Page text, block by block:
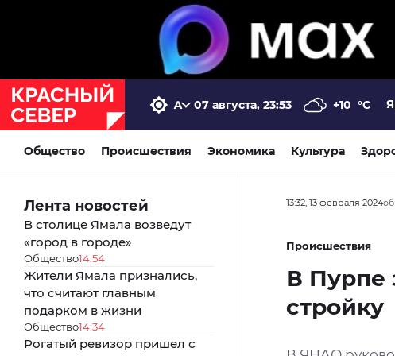
07 августа, 23:53 +10 °C
Общество Происшествия Экономика Культура
Лента новостей
В столице Ямала возведут
«город в городе»
Общество14:54
Жители Ямала признались,
что считают главным
подарком в жизни
Общество14:34
Рогатый ревизор пришел с
13:32, 13 февраля 2024
Происшествия
В Пурпе
стройку